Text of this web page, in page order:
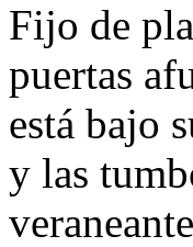
Fijo de
puertas
está bajo
y las